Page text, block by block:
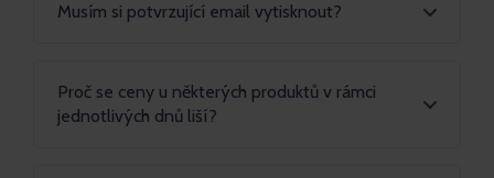
Musím si potvrzující email vytisknout?
Proč se ceny u některých produktů v rámci
jednotlivých dnů liší?